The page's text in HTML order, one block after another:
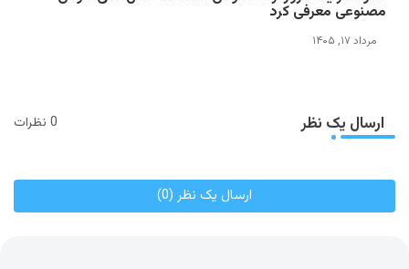
مصنوعی معرفی کرد
مرداد ۱۷, ۱۴۰۵
ارسال یک نظر 0 نظرات
ارسال یک نظر (0)